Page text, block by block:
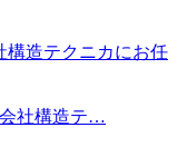
社構造テ…